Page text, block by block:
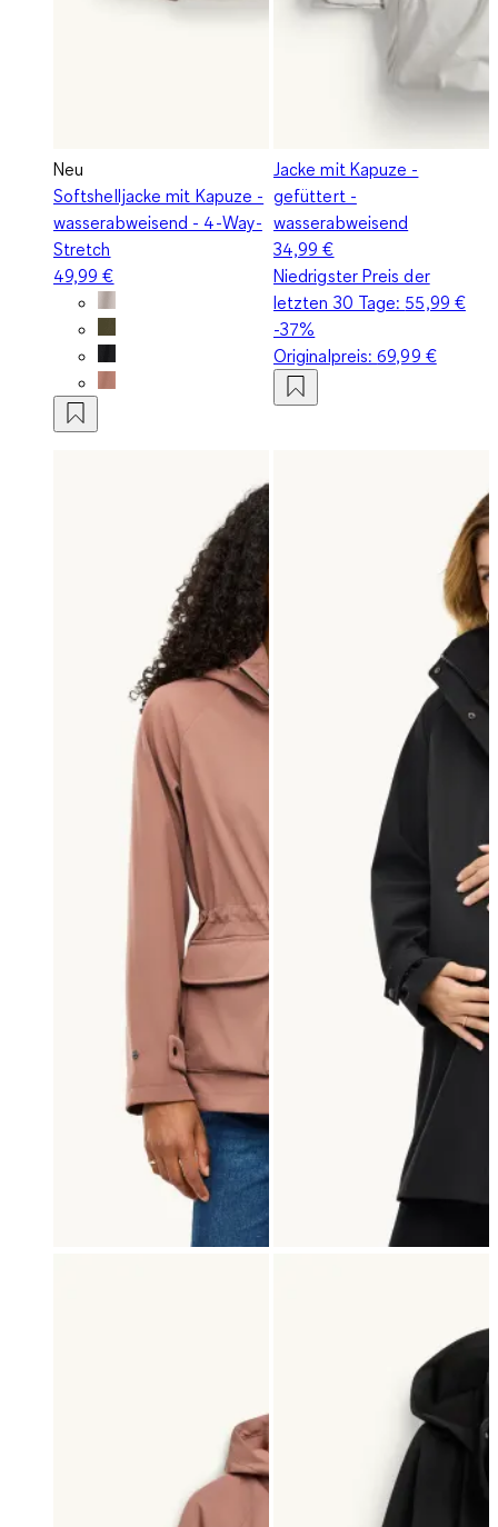
Neu
Softshelljacke mit Kapuze -
wasserabweisend - 4-Way-
Stretch
49,99 €
Jacke mit Kapuze -
gefüttert -
wasserabweisend
34,99 €
Niedrigster Preis der
letzten 30 Tage: 55,99 €
-37%
Originalpreis:69,99 €